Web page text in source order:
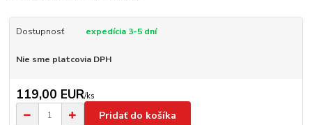
Dostupnosť expedícia 3-5 dní
Nie sme platcovia DPH
119,00 EUR/ks
Pridať do košíka